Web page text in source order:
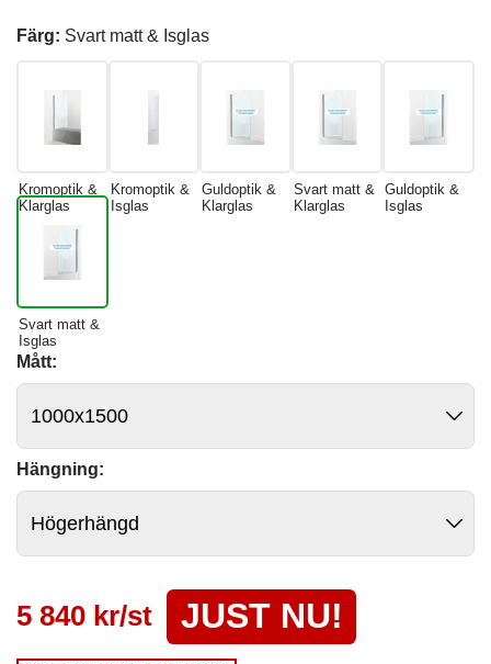
Färg: Svart matt & Isglas
Kromoptik &
Klarglas
Kromoptik &
Isglas
Guldoptik &
Klarglas
Svart matt &
Klarglas
Guldoptik &
Isglas
Svart matt &
Isglas
Mått:
Hängning:
5 840 kr/st JUST NU!